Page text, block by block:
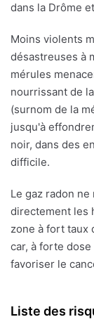
dans la Drôme
Moins violents
désastreuses à
mérules
nourrissant de
(surnom de la
jusqu'à
noir, dans des
difficile.
Le gaz radon
directement les
zone à fort taux
car, à forte
favoriser le
Liste des